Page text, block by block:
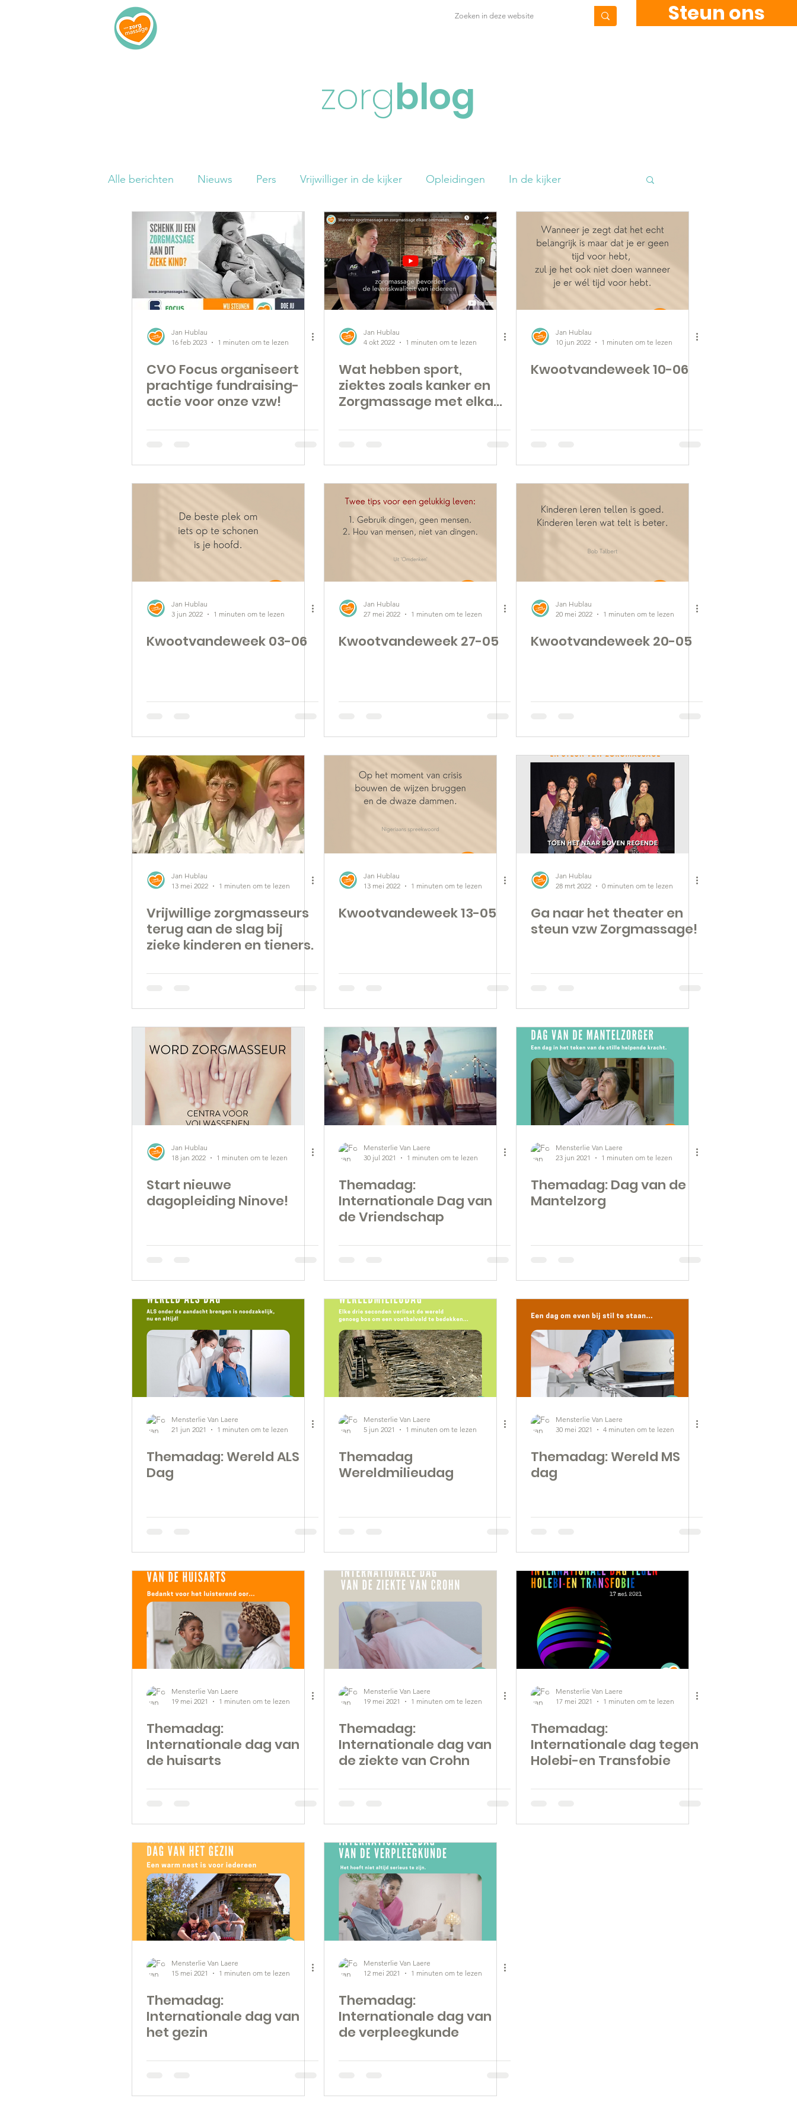
Steun ons
zorgblog
Alle berichten Nieuws Pers Vrijwilliger in de kijker Opleidingen In de kijker
Wetenschappelijk Veelgestelde vragen Varia Events Cursisten sprokkels Fundraising
Getuigenis Vrijwilligerswerk (Oud) Studenten Quotes
Jan Hublau
16 feb 2023
1 minuten om te lezen
CVO Focus organiseert
prachtige fundraising-
actie voor onze vzw!
Jan Hublau
4 okt 2022
1 minuten om te lezen
Wat hebben sport,
ziektes zoals kanker en
Zorgmassage met elkaar
Jan Hublau
10 jun 2022
1 minuten om te lezen
Kwootvandeweek 10-06
Jan Hublau
3 jun 2022
1 minuten om te lezen
Kwootvandeweek 03-06
Jan Hublau
27 mei 2022
1 minuten om te lezen
Kwootvandeweek 27-05
Jan Hublau
20 mei 2022
1 minuten om te lezen
Kwootvandeweek 20-05
Jan Hublau
13 mei 2022
1 minuten om te lezen
Vrijwillige zorgmasseurs
terug aan de slag bij
zieke kinderen en tieners.
Jan Hublau
13 mei 2022
1 minuten om te lezen
Kwootvandeweek 13-05
Jan Hublau
28 mrt 2022
0 minuten om te lezen
Ga naar het theater en
steun vzw Zorgmassage!
Jan Hublau
18 jan 2022
1 minuten om te lezen
Start nieuwe
dagopleiding Ninove!
Mensterlie Van Laere
30 jul 2021
1 minuten om te lezen
Themadag:
Internationale Dag van
de Vriendschap
Mensterlie Van Laere
23 jun 2021
1 minuten om te lezen
Themadag: Dag van de
Mantelzorg
Mensterlie Van Laere
21 jun 2021
1 minuten om te lezen
Themadag: Wereld ALS
Dag
Mensterlie Van Laere
5 jun 2021
1 minuten om te lezen
Themadag
Wereldmilieudag
Mensterlie Van Laere
30 mei 2021
4 minuten om te lezen
Themadag: Wereld MS
dag
Mensterlie Van Laere
19 mei 2021
1 minuten om te lezen
Themadag:
Internationale dag van
de huisarts
Mensterlie Van Laere
19 mei 2021
1 minuten om te lezen
Themadag:
Internationale dag van
de ziekte van Crohn
Mensterlie Van Laere
17 mei 2021
1 minuten om te lezen
Themadag:
Internationale dag tegen
Holebi-en Transfobie
Mensterlie Van Laere
15 mei 2021
1 minuten om te lezen
Themadag:
Internationale dag van
het gezin
Mensterlie Van Laere
12 mei 2021
1 minuten om te lezen
Themadag:
Internationale dag van
de verpleegkunde